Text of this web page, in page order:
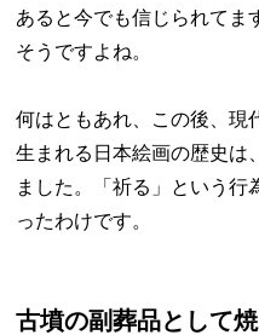
あると今でも信じられてま
そうですよね。
何はともあれ、この後、現
生まれる日本絵画の歴史は
ました。「祈る」という行
ったわけです。
古墳の副葬品として